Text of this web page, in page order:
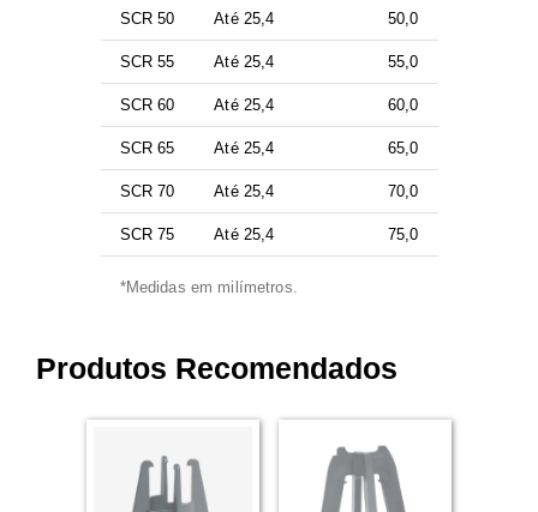
SCR 50 Até 25,4 50,0
SCR 55 Até 25,4 55,0
SCR 60 Até 25,4 60,0
SCR 65 Até 25,4 65,0
SCR 70 Até 25,4 70,0
SCR 75 Até 25,4 75,0
*Medidas em milímetros.
Produtos Recomendados